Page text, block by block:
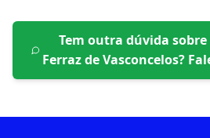
Tem outra dúvida
Ferraz de Vasconcelos?